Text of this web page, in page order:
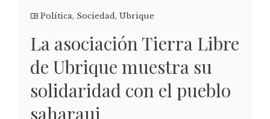
Política, Sociedad, Ubrique
La asociación Tierra Libre
de Ubrique muestra su
solidaridad con el pueblo
saharaui